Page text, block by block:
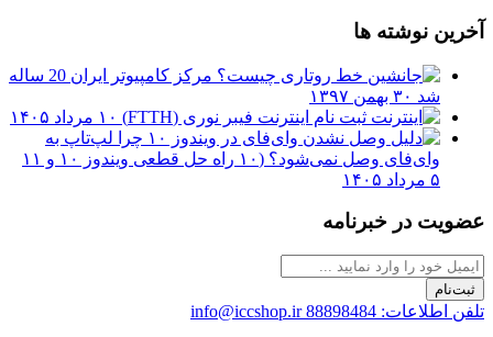
آخرین نوشته ها
مرکز کامپیوتر ایران 20 ساله
شد ۳۰ بهمن ۱۳۹۷
ثبت نام اینترنت فیبر نوری (FTTH)
۱۰ مرداد ۱۴۰۵
چرا لپ‌تاپ به
وای‌فای وصل نمی‌شود؟ (۱۰ راه حل قطعی ویندوز ۱۰ و ۱۱
۵ مرداد ۱۴۰۵
عضویت در خبرنامه
ثبت‌نام
تلفن اطلاعات: 88898484 info@iccshop.ir